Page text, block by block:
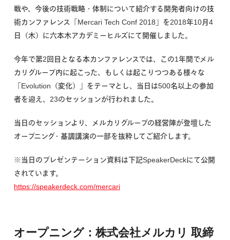
戦や、今後の技術戦略・体制について紹介する開発者向けの技
術カンファレンス「Mercari Tech Conf 2018」を2018年10月4
日（木）に六本木アカデミーヒルズにて開催しました。
今年で第2回目となる本カンファレンスでは、この1年間でメル
カリグループ内に起こった、もしくは起こりつつある様々な
「Evolution（変化）」をテーマとし、当日は500名以上の参加
者を迎え、23のセッションが行われました。
当日のセッションより、メルカリグループの経営陣が登壇した
オープニング・基調講演の一部を抜粋してご紹介します。
※当日のプレゼンテーション資料は下記SpeakerDeckにて公開
されています。
https://speakerdeck.com/mercari
オープニング：株式会社メルカリ 取締